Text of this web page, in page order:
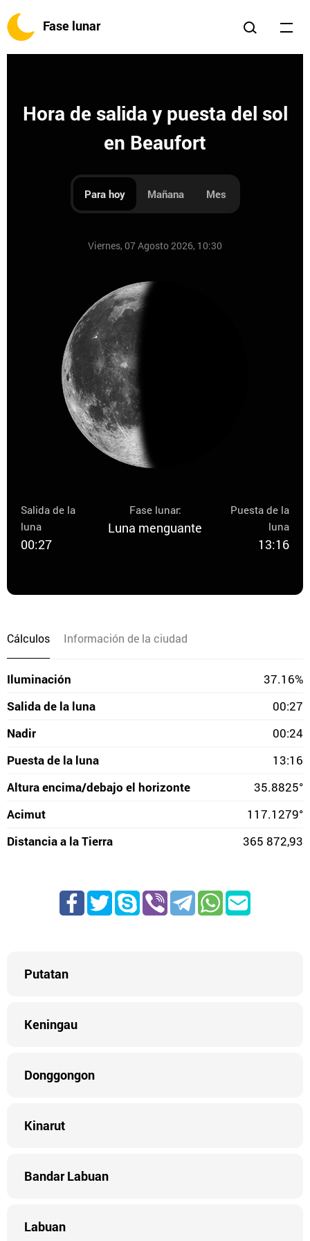
Fase lunar
Hora de salida y puesta del sol
en Beaufort
Para hoy Mañana Mes
Viernes, 07 Agosto 2026, 10:30
Salida de la
luna
00:27
Fase lunar:
Luna menguante
Puesta de la
luna
13:16
Cálculos Información de la ciudad
Iluminación
37.16%
Salida de la luna
00:27
Nadir
00:24
Puesta de la luna
13:16
Altura encima/debajo el horizonte
35.8825°
Acimut
117.1279°
Distancia a la Tierra
365 872,93
Putatan
Keningau
Donggongon
Kinarut
Bandar Labuan
Labuan